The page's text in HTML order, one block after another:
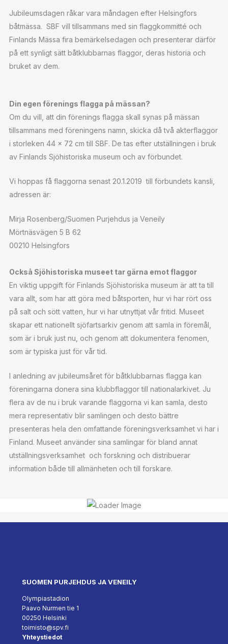
Jubileumsdagen råkar vara måndagen efter Helsingfors
båtmässa. SBF vill tillsammans med sin flaggkommitté och
Finlands Mässa fira bemärkelsedagen och presenterar därför
på ett synligt sätt båtklubbarnas flaggor, deras historia och
bruket av dem.
Din egen förenings flagga på mässan?
Om du vill, att din förenings flagga skall synas på mässan
tillsammans med föreningens namn, skicka då två akterflaggor
i storleken 44 x 72 cm till SBF. De tas efter utställningen i bruk
av Finlands Sjöhistoriska museum och av förbundet.
Vi hoppas få flaggorna senast 20.1.2019 till förbundets kansli,
adressen är:
Mirja Rosenberg/Suomen Purjehdus ja Veneily
Mörtnäsvägen 5 B 62
00210 Helsingfors
Också Sjöhistoriska museet tar gärna emot flaggor
En viktig uppgift för Finlands Sjöhistoriska museum är att ta till
vara allt, som har att göra med båtsporten, hur vi har rört oss
på salt och sött vatten, hur vi har utnyttjat vår fritid. Museet
skapar ett nationellt sjöfartsarkiv genom att samla in föremål,
som är i bruk just nu, och genom att dokumentera fenomen,
som är typiska just för vår tid.
I anledning av jubileumsåret för båtklubbarnas flagga kan
föreningarna donera sina klubbflaggor till nationalarkivet. Ju
flera av de nu i bruk varande flaggorna vi kan samla, desto
mera representativ blir samlingen och desto bättre
presenteras hela den omfattande föreningsverksamhet vi har i
Finland. Museet använder sina samlingar för bland annat
utställningsverksamhet och forskning och distribuerar
information både till allmänheten och till forskare.
SUOMEN PURJEHDUS JA VENEILY
Olympiastadion
Paavo Nurmen tie 1
00250 Helsinki
toimisto@spv.fi
Yhteystiedot